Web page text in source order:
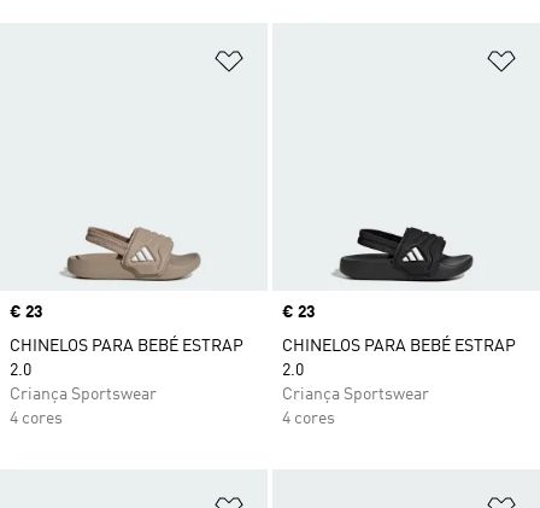
Price
€ 23
CHINELOS PARA BEBÉ ESTRAP
2.0
Criança Sportswear
4 cores
Price
€ 23
CHINELOS PARA BEBÉ ESTRAP
2.0
Criança Sportswear
4 cores